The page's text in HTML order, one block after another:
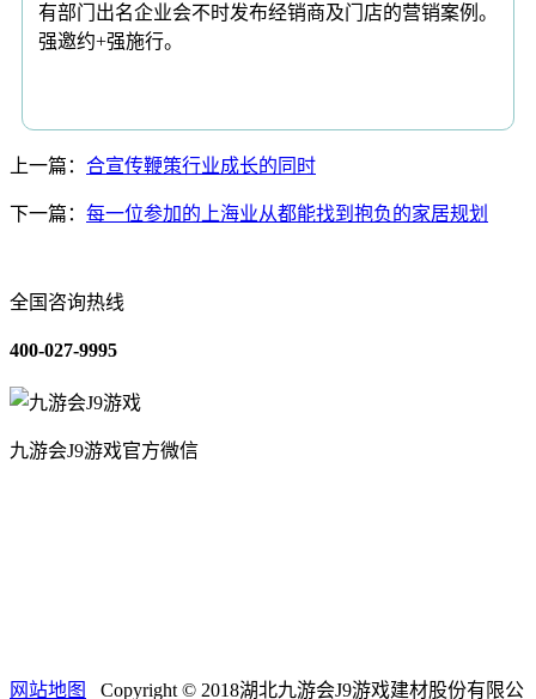
有部门出名企业会不时发布经销商及门店的营销案例。
强邀约+强施行。
上一篇： 合宣传鞭策行业成长的同时
下一篇： 每一位参加的上海业从都能找到抱负的家居规划
全国咨询热线
400-027-9995
九游会J9游戏官方微信
网站地图 Copyright © 2018湖北九游会J9游戏建材股份有限公